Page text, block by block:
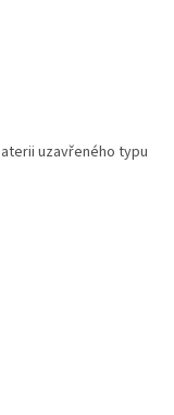
uzavřeného typu